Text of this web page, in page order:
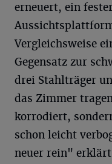
erneuert, ein
Vergleichsweise
Gegensatz zur
drei Stahlträger
das Zimmer
korrodiert,
schon leicht
neuer rein"